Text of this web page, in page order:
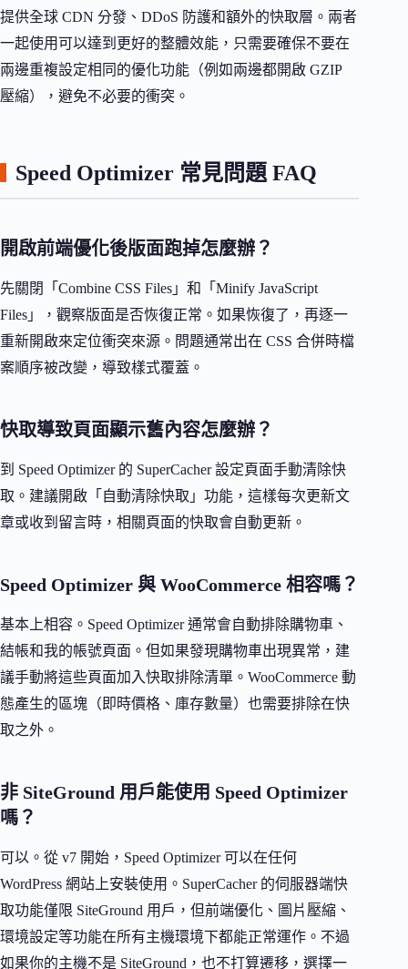
提供全球 CDN 分發、DDoS 防護和額外的快取層。兩者
一起使用可以達到更好的整體效能，只需要確保不要在
兩邊重複設定相同的優化功能（例如兩邊都開啟 GZIP
壓縮），避免不必要的衝突。
Speed Optimizer 常見問題 FAQ
開啟前端優化後版面跑掉怎麼辦？
先關閉「Combine CSS Files」和「Minify JavaScript
Files」，觀察版面是否恢復正常。如果恢復了，再逐一
重新開啟來定位衝突來源。問題通常出在 CSS 合併時檔
案順序被改變，導致樣式覆蓋。
快取導致頁面顯示舊內容怎麼辦？
到 Speed Optimizer 的 SuperCacher 設定頁面手動清除快
取。建議開啟「自動清除快取」功能，這樣每次更新文
章或收到留言時，相關頁面的快取會自動更新。
Speed Optimizer 與 WooCommerce 相容嗎？
基本上相容。Speed Optimizer 通常會自動排除購物車、
結帳和我的帳號頁面。但如果發現購物車出現異常，建
議手動將這些頁面加入快取排除清單。WooCommerce 動
態產生的區塊（即時價格、庫存數量）也需要排除在快
取之外。
非 SiteGround 用戶能使用 Speed Optimizer
嗎？
可以。從 v7 開始，Speed Optimizer 可以在任何
WordPress 網站上安裝使用。SuperCacher 的伺服器端快
取功能僅限 SiteGround 用戶，但前端優化、圖片壓縮、
環境設定等功能在所有主機環境下都能正常運作。不過
如果你的主機不是 SiteGround，也不打算遷移，選擇一